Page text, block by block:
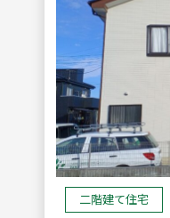
二階建て住宅